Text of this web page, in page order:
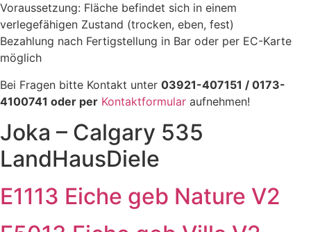
Voraussetzung: Fläche befindet sich in einem
verlegefähigen Zustand (trocken, eben, fest)
Bezahlung nach Fertigstellung in Bar oder per EC-Karte
möglich
Bei Fragen bitte Kontakt unter 03921-407151 / 0173-
4100741 oder per Kontaktformular aufnehmen!
Joka – Calgary 535
LandHausDiele
E1113 Eiche geb Nature V2